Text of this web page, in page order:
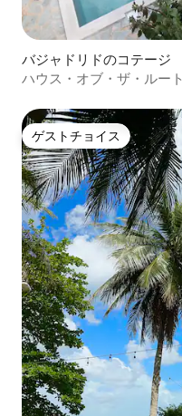
バジャドリドのコテージ
ハウス・オブ・ザ・ルート
ゲストチョイス
ゲストチョイス